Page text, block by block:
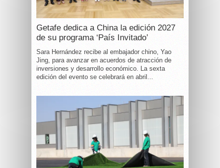
Getafe dedica a China la edición 2027
de su programa ‘País Invitado’
Sara Hernández recibe al embajador chino, Yao
Jing, para avanzar en acuerdos de atracción de
inversiones y desarrollo económico. La sexta
edición del evento se celebrará en abril...